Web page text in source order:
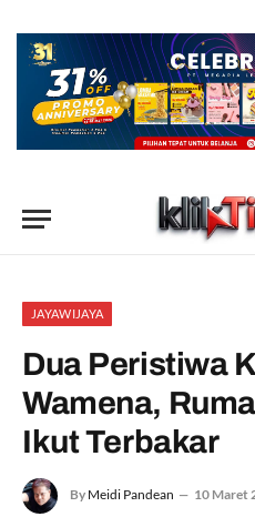
JAYAWIJAYA
Dua Peristiwa
Wamena,
Ikut Terbakar
By Meidi Pandean 10 Maret